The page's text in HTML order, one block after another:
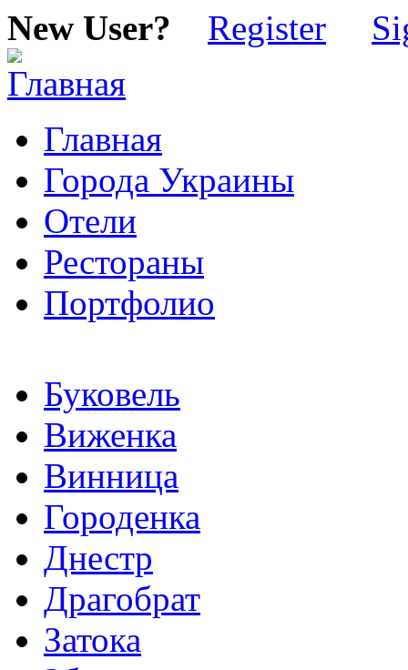
New User? Register
Главная
Города Украины
Отели
Рестораны
Портфолио
Буковель
Виженка
Винница
Городенка
Днестр
Драгобрат
Затока